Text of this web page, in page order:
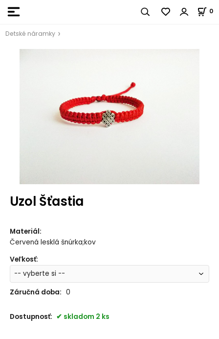
0
Detské náramky
Uzol Šťastia
Materiál:
Červená lesklá šnúrka;kov
Veľkosť:
Záručná doba: 0
Dostupnosť: skladom 2 ks